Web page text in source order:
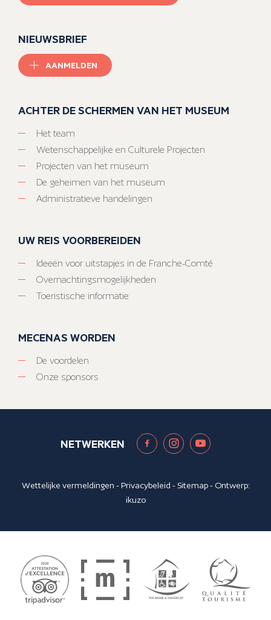
NIEUWSBRIEF
AANMELDEN
ACHTER DE SCHERMEN VAN HET MUSEUM
Het team
Wetenschappelijke en Culturele Projecten
Projecten van het museum
De geheimen van het museum
Administratieve handelingen
UW REIS VOORBEREIDEN
Ideeën voor uitstapjes in de Franche-Comté
Overnachtingsmogelijkheden
Toeristische informatie
MECENAS WORDEN
De voordelen
Onze sponsors
NETWERKEN
Wettelijke vermeldingen -Privacybeleid - Sitemap- Ontwerp:
ikuzo